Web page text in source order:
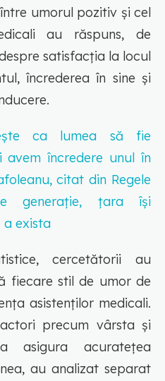
umorul pozitiv și cel
au răspuns, de
satisfacția la locul
încrederea în sine și
ca lumea să fie
încredere unul în
citat din Regele
generație, țara își
exista
cercetătorii au
fiecare stil de umor de
asistenților medicali.
precum vârsta și
asigura acuratețea
au analizat separat